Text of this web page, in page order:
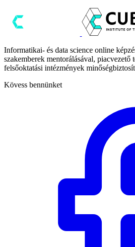
Informatikai- és data science online
szakemberek mentorálásával,
felsőoktatási intézmények
Kövess bennünket